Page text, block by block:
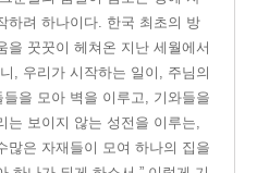
하려 하나이다. 한국 최초의 방
을 꿋꿋이 헤쳐온 지난 세월에서
, 우리가 시작하는 일이, 주님의
을 모아 벽을 이루고, 기와들을
는 보이지 않는 성전을 이루는,
많은 자재들이 모여 하나의 집을